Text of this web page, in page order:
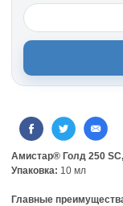
Амистар® Голд 250
Упаковка: 10 мл
Главные